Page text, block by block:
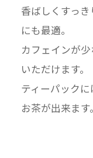
香ばしくすっ
にも最適。
カフェインが
いただけます。
ティーパック
お茶が出来ます。